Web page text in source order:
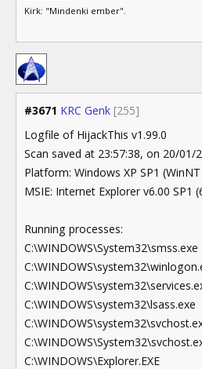
Kirk: "Mindenki ember".
#3671 KRC Genk [255]
Logfile of HijackThis v1.99.0
Scan saved at 23:57:38, on 20/01/
Platform: Windows XP SP1
MSIE: Internet Explorer v6.00 SP1
Running processes:
C:\WINDOWS\System32\smss.exe
C:\WINDOWS\system32\lsass.exe
C:\WINDOWS\Explorer.EXE